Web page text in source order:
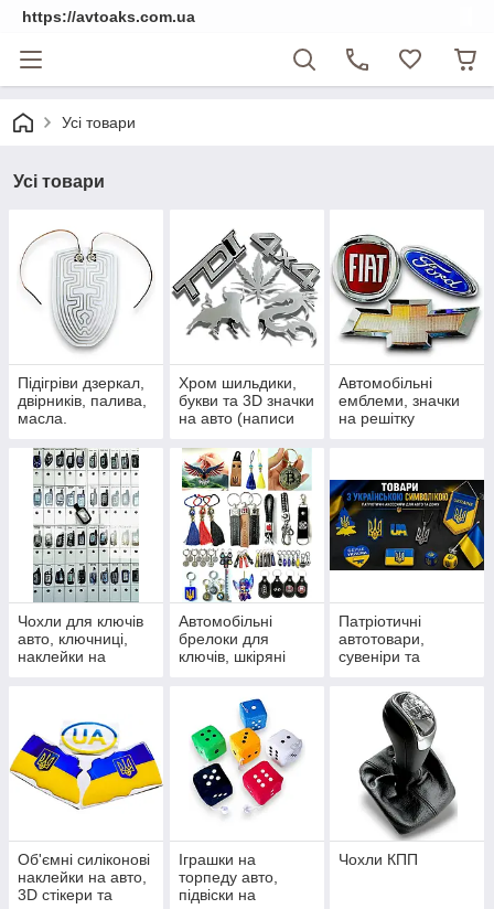
https://avtoaks.com.ua
Усі товари
Усі товари
Підігріви дзеркал,
двірників, палива,
масла.
Хром шильдики,
букви та 3D значки
на авто (написи
Автомобільні
емблеми, значки
на решітку
Чохли для ключів
авто, ключниці,
наклейки на
Автомобільні
брелоки для
ключів, шкіряні
Патріотичні
автотовари,
сувеніри та
українською
символікою
Об'ємні силіконові
наклейки на авто,
3D стікери та
Іграшки на
торпеду авто,
підвіски на
Чохли КПП